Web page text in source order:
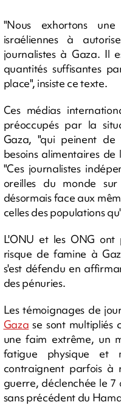
"Nous exhortons
israéliennes à
journalistes à Gaza. Il
quantités suffisantes
place", insiste ce texte.
Ces médias
préoccupés par la
Gaza, "qui peinent
besoins alimentaires de
"Ces journalistes
oreilles du monde
désormais face aux
celles des populations
L'ONU et les ONG
risque de famine à
s'est défendu en
des pénuries.
Les témoignages de
Gaza se sont multipliés
une faim extrême, un
fatigue physique et
contraignent parfois à
guerre, déclenchée le
sans précédent du